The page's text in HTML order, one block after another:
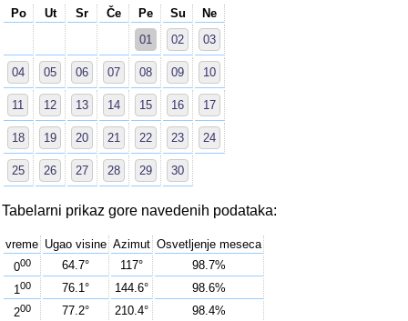
Po Ut Sr Če Pe Su
Ne
01
02 03
04 05 06 07 08 09 10
11 12 13 14 15 16 17
18 19 20 21 22 23 24
25 26 27 28 29 30
Tabelarni prikaz gore navedenih podataka:
vreme Ugao visine Azimut Osvetljenje meseca
000 64.7° 117°
98.7%
100 76.1° 144.6°
98.6%
200 77.2° 210.4°
98.4%